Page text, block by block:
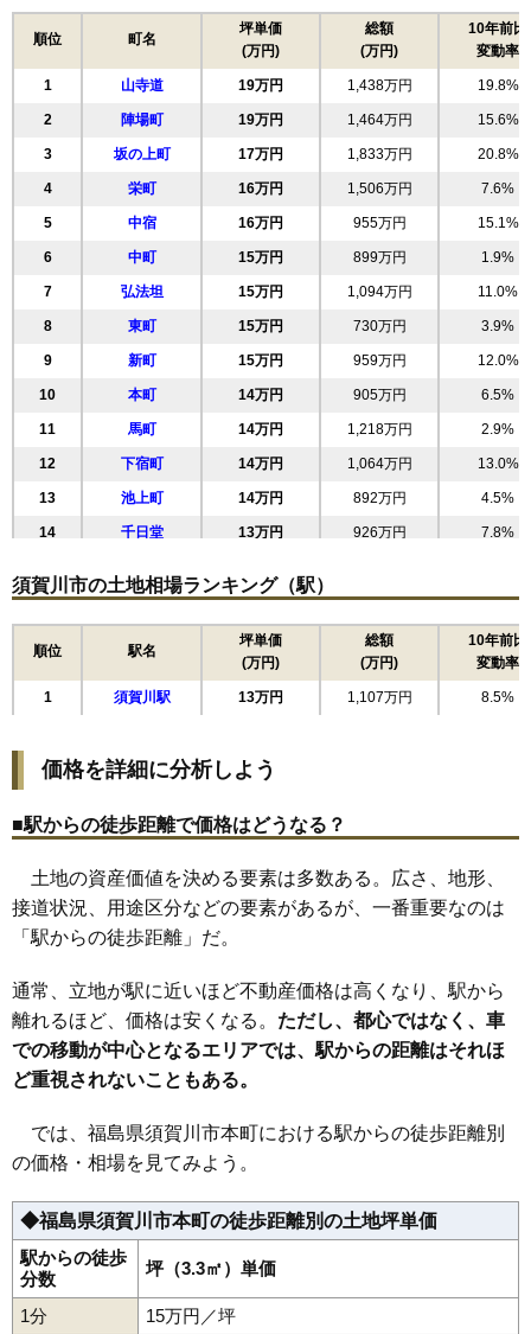
順位 町名
坪単価
(万円)
総額
(万円)
10年前比
変動率
1 山寺道 19万円 1,438万円 19.8%
2 陣場町 19万円 1,464万円 15.6%
3 坂の上町 17万円 1,833万円 20.8%
4 栄町 16万円 1,506万円 7.6%
5 中宿 16万円 955万円 15.1%
6 中町 15万円 899万円 1.9%
7 弘法坦 15万円 1,094万円 11.0%
8 東町 15万円 730万円 3.9%
9 新町 15万円 959万円 12.0%
10 本町 14万円 905万円 6.5%
11 馬町 14万円 1,218万円 2.9%
12 下宿町 14万円 1,064万円 13.0%
13 池上町 14万円 892万円 4.5%
14 千日堂 13万円 926万円 7.8%
16 古屋敷 13万円 727万円 10.6%
13万円 910万円 10.2%
13万円 781万円 6.0%
19 六郎兵衛 13万円 1,007万円 5.3%
21 日向町 13万円
23 南上町 12万円 889万円 9.1%
24 八幡町 12万円 808万円 9.1%
25 芦田塚 12万円 979万円 5.0%
26 牛袋町
27 朝日田 12万円 708万円 16.3%
28 向陽町 12万円 852万円 12.7%
29 西川 12万円 1,076万円 12.0%
30 並木町 12万円
32 丸田町
34 東作 11万円 691万円
35
36
37 大黒町
須賀川市の土地相場ランキング（駅）
順位 駅名
坪単価
(万円)
総額
(万円)
10年前比
変動率
1 須賀川駅 13万円 1,107万円 8.5%
価格を詳細に分析しよう
■駅からの徒歩距離で価格はどうなる？
土地の資産価値を決める要素は多数ある。広さ、地形、
接道状況、用途区分などの要素があるが、一番重要なのは
「駅からの徒歩距離」だ。
通常、立地が駅に近いほど不動産価格は高くなり、駅から
離れるほど、価格は安くなる。 ただし、都心ではなく、車
での移動が中心となるエリアでは、駅からの距離はそれほ
ど重視されないこともある。
では、福島県須賀川市本町における駅からの徒歩距離別
の価格・相場を見てみよう。
◆福島県須賀川市本町の徒歩距離別の土地坪単価
駅からの徒歩
分数
坪（3.3㎡）単価
1分
15万円／坪